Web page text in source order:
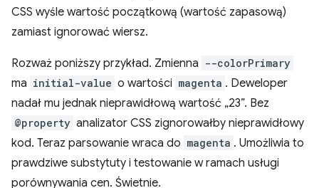
CSS wyśle wartość początkową (wartość zapasową)
zamiast ignorować wiersz.
Rozważ poniższy przykład. Zmienna --colorPrimary
ma initial-value o wartości magenta . Deweloper
nadał mu jednak nieprawidłową wartość „23”. Bez
@property analizator CSS zignorowałby nieprawidłowy
kod. Teraz parsowanie wraca do magenta . Umożliwia to
prawdziwe substytuty i testowanie w ramach usługi
porównywania cen. Świetnie.